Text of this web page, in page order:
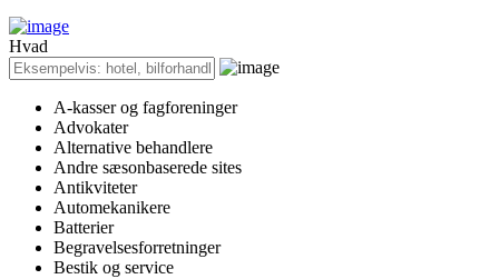
Hvad
A-kasser og fagforeninger
Advokater
Alternative behandlere
Andre sæsonbaserede sites
Antikviteter
Automekanikere
Batterier
Begravelsesforretninger
Bestik og service